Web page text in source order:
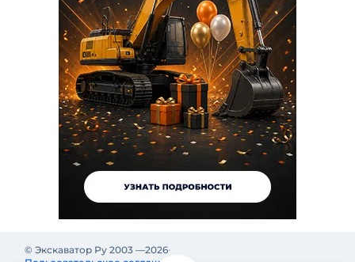
© Экскаватор Ру 2003 —2026